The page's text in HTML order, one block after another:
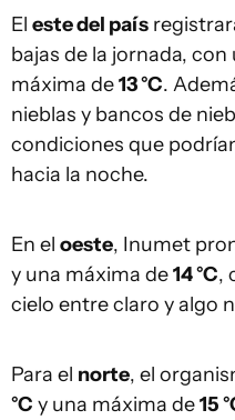
El este del país
bajas de la jornada, con
máxima de13 °C.
nieblas y bancos de
condiciones que
hacia la noche.
En el oeste, Inumet
y una máxima de14 °C,
cielo entre claro y algo
Para el norte, el
°C y una máxima de15